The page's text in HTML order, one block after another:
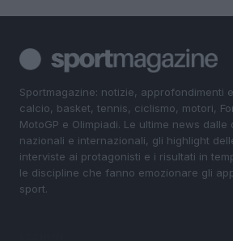
Sportmagazine: notizie, approfondimenti
calcio, basket, tennis, ciclismo, motori,
MotoGP e Olimpiadi. Le ultime news dalle
nazionali e internazionali, gli highlight
interviste ai protagonisti e i risultati in
le discipline che fanno emozionare gli
sport.